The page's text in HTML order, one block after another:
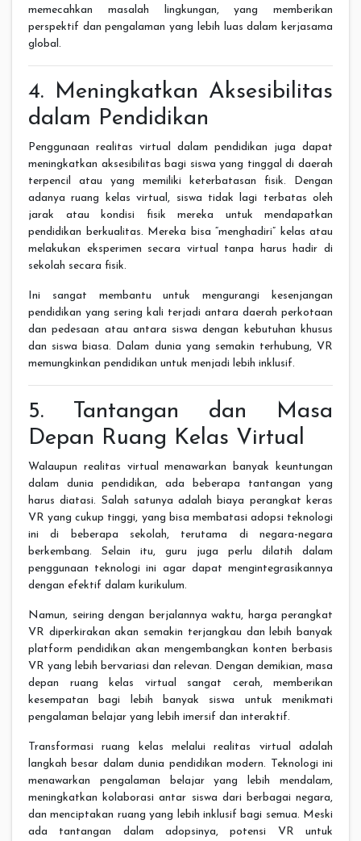
memecahkan masalah lingkungan, yang memberikan
perspektif dan pengalaman yang lebih luas dalam kerjasama
global.
4. Meningkatkan Aksesibilitas
dalam Pendidikan
Penggunaan realitas virtual dalam pendidikan juga dapat
meningkatkan aksesibilitas bagi siswa yang tinggal di daerah
terpencil atau yang memiliki keterbatasan fisik. Dengan
adanya ruang kelas virtual, siswa tidak lagi terbatas oleh
jarak atau kondisi fisik mereka untuk mendapatkan
pendidikan berkualitas. Mereka bisa “menghadiri” kelas atau
melakukan eksperimen secara virtual tanpa harus hadir di
sekolah secara fisik.
Ini sangat membantu untuk mengurangi kesenjangan
pendidikan yang sering kali terjadi antara daerah perkotaan
dan pedesaan atau antara siswa dengan kebutuhan khusus
dan siswa biasa. Dalam dunia yang semakin terhubung, VR
memungkinkan pendidikan untuk menjadi lebih inklusif.
5. Tantangan dan Masa
Depan Ruang Kelas Virtual
Walaupun realitas virtual menawarkan banyak keuntungan
dalam dunia pendidikan, ada beberapa tantangan yang
harus diatasi. Salah satunya adalah biaya perangkat keras
VR yang cukup tinggi, yang bisa membatasi adopsi teknologi
ini di beberapa sekolah, terutama di negara-negara
berkembang. Selain itu, guru juga perlu dilatih dalam
penggunaan teknologi ini agar dapat mengintegrasikannya
dengan efektif dalam kurikulum.
Namun, seiring dengan berjalannya waktu, harga perangkat
VR diperkirakan akan semakin terjangkau dan lebih banyak
platform pendidikan akan mengembangkan konten berbasis
VR yang lebih bervariasi dan relevan. Dengan demikian, masa
depan ruang kelas virtual sangat cerah, memberikan
kesempatan bagi lebih banyak siswa untuk menikmati
pengalaman belajar yang lebih imersif dan interaktif.
Transformasi ruang kelas melalui realitas virtual adalah
langkah besar dalam dunia pendidikan modern. Teknologi ini
menawarkan pengalaman belajar yang lebih mendalam,
meningkatkan kolaborasi antar siswa dari berbagai negara,
dan menciptakan ruang yang lebih inklusif bagi semua. Meski
ada tantangan dalam adopsinya, potensi VR untuk